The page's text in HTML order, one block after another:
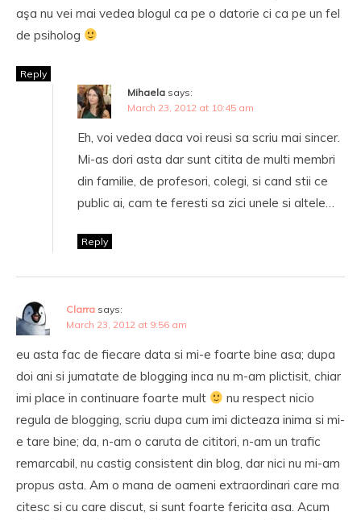
aşa nu vei mai vedea blogul ca pe o datorie ci ca pe un fel
de psiholog
Reply
Mihaela says:
March 23, 2012 at 10:45 am
Eh, voi vedea daca voi reusi sa scriu mai sincer.
Mi-as dori asta dar sunt citita de multi membri
din familie, de profesori, colegi, si cand stii ce
public ai, cam te feresti sa zici unele si altele…
Reply
Clarra says:
March 23, 2012 at 9:56 am
eu asta fac de fiecare data si mi-e foarte bine asa; dupa
doi ani si jumatate de blogging inca nu m-am plictisit, chiar
imi place in continuare foarte mult
nu respect nicio
regula de blogging, scriu dupa cum imi dicteaza inima si mi-
e tare bine; da, n-am o caruta de cititori, n-am un trafic
remarcabil, nu castig consistent din blog, dar nici nu mi-am
propus asta. Am o mana de oameni extraordinari care ma
citesc si cu care discut, si sunt foarte fericita asa. Acum